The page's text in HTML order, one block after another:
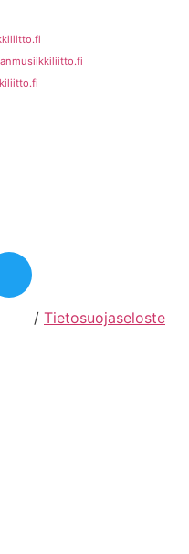
/ Tietosuojaseloste